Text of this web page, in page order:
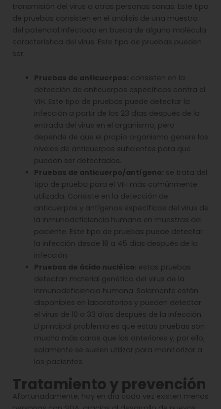
transmisión del virus a otras personas sanas. Este tipo
de pruebas consisten en el análisis de una muestra
del potencial infectado en busca de alguna molécula
característica del virus. Este tipo de pruebas pueden
ser:
Pruebas de anticuerpos: consisten en la
detección de anticuerpos específicos contra el
VIH. Este tipo de pruebas puede detectar la
infección a partir de los 23 días después de la
entrada del virus en el organismo, pero
depende de que el propio organismo genere los
niveles de anticuerpos suficientes para que
puedan ser detectados.
Pruebas de anticuerpo/antígeno: se trata del
tipo de prueba para el VIH más comúnmente
utilizada. Consiste en la detección de
anticuerpos y antígenos específicos del virus de
la inmunodeficiencia humana en muestras del
paciente. Este tipo de pruebas puede detectar
la infección desde 18 a 45 días después de la
infección.
Pruebas de ácido nucléico: estas pruebas
detectan material genético del virus de la
inmunodeficiencia humana. Solamente están
disponibles en laboratorios y pueden detectar
el virus de 10 a 33 días después de la infección.
El principal problema es que estas pruebas son
mucho más caras que las anteriores y, por ello,
solamente se suelen utilizar para monitorizar a
los pacientes.
Tratamiento y prevención
Afortunadamente, hoy en día cada vez existen menos